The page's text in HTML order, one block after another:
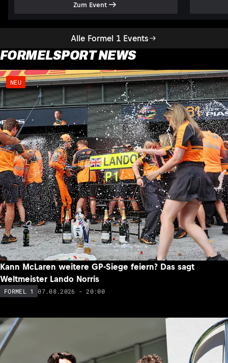
Alle Formel 1 Events
Zum Event
FORMELSPORT NEWS
NEU
Kann McLaren weitere GP-Siege feiern? Das sagt
Weltmeister Lando Norris
FORMEL 1 07.08.2026 - 20:00